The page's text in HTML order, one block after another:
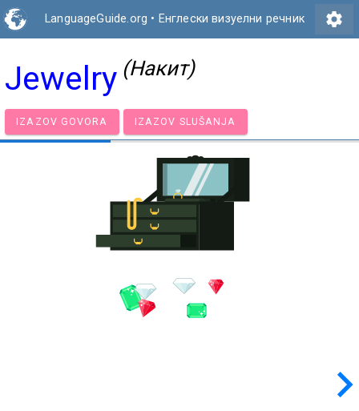
LanguageGuide.org • Енглески визуелни речник settings
Jewelry (Накит)
IZAZOV GOVORA IZAZOV SLUŠANJA